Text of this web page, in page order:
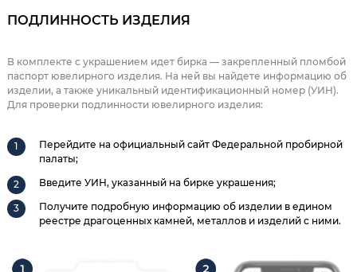
ПОДЛИННОСТЬ ИЗДЕЛИЯ
В комплекте с украшением идет бирка — закрепленный пломбой
паспорт ювелирного изделия. На ней вы найдете информацию об
изделии, а также уникальный идентификационный номер (УИН).
Для проверки подлинности ювелирного изделия:
Перейдите на официальный сайт Федеральной пробирной
палаты;
Введите УИН, указанный на бирке украшения;
Получите подробную информацию об изделии в едином
реестре драгоценных камней, металлов и изделий с ними.